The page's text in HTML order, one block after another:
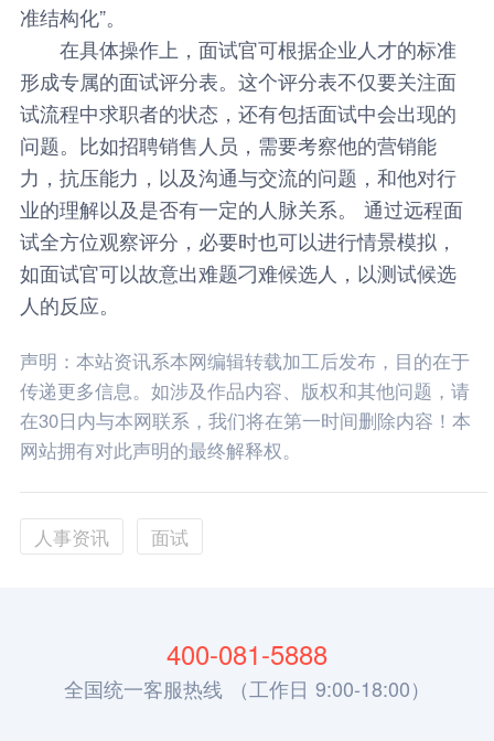
准结构化”。
在具体操作上，面试官可根据企业人才的标准
形成专属的面试评分表。这个评分表不仅要关注面
试流程中求职者的状态，还有包括面试中会出现的
问题。比如招聘销售人员，需要考察他的营销能
力，抗压能力，以及沟通与交流的问题，和他对行
业的理解以及是否有一定的人脉关系。 通过远程面
试全方位观察评分，必要时也可以进行情景模拟，
如面试官可以故意出难题刁难候选人，以测试候选
人的反应。
声明：本站资讯系本网编辑转载加工后发布，目的在于
传递更多信息。如涉及作品内容、版权和其他问题，请
在30日内与本网联系，我们将在第一时间删除内容！本
网站拥有对此声明的最终解释权。
人事资讯 面试
400-081-5888
全国统一客服热线 （工作日 9:00-18:00）